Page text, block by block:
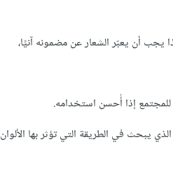
يجب أن يعبّر الشعار عن مضمونه آنيًا،
للمجتمع إذا أُحسن استخدامه.
يبحث في الطريقة التي تؤثر بها الألوان